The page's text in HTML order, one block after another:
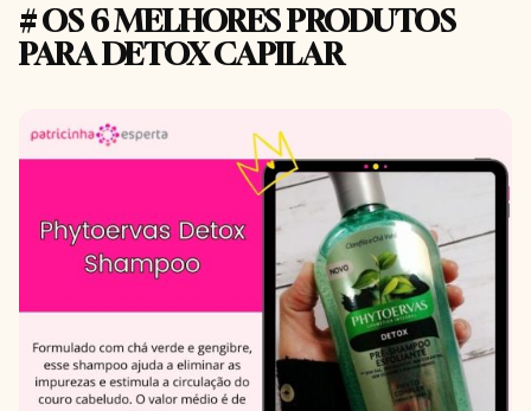
# OS 6 MELHORES PRODUTOS
PARA DETOX CAPILAR